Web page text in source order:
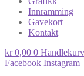
Innramming
Gavekort
Kontakt
kr0,00 0 Handlekurv
Facebook Instagram